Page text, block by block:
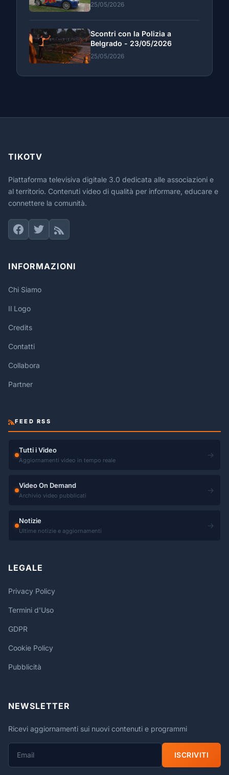
25/05/2026
Scontri con la Polizia a
Belgrado - 23/05/2026
25/05/2026
TIKOTV
Piattaforma televisiva digitale 3.0 dedicata alle associazioni e
al territorio. Contenuti video di qualità per informare, educare e
connettere la comunità.
INFORMAZIONI
Chi Siamo
Il Logo
Credits
Contatti
Collabora
Partner
FEED RSS
Tutti i Video
Aggiornamenti video in tempo reale
→
Video On Demand
Archivio video pubblicati
→
Notizie
Ultime notizie e aggiornamenti
→
LEGALE
Privacy Policy
Termini d'Uso
GDPR
Cookie Policy
Pubblicità
NEWSLETTER
Ricevi aggiornamenti sui nuovi contenuti e programmi
ISCRIVITI